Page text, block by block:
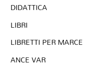
DIDATTICA
LIBRI
LIBRETTI PER MARCE
ANCE VAR